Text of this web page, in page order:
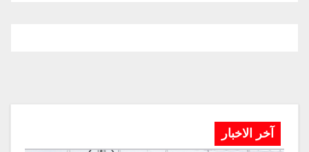
آخر الاخبار